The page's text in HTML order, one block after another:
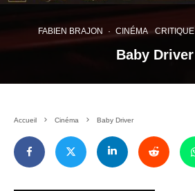
FABIEN BRAJON · CINÉMA CRITIQUE
Baby Driver
Accueil Cinéma Baby Driver